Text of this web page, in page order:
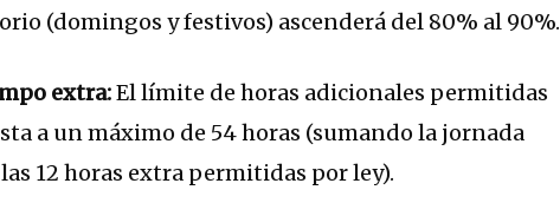
(domingos y festivos) ascenderá del 80% al 90%.
extra:El límite de horas adicionales permitidas
a un máximo de 54 horas (sumando la jornada
12 horas extra permitidas por ley).